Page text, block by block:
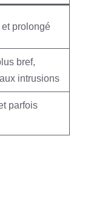
prolongé
bref,
intrusions
parfois